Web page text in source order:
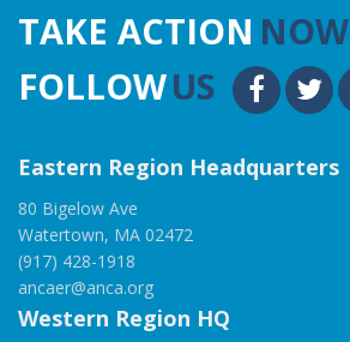
TAKE ACTION NOW
FOLLOWUS
Eastern Region Headquarters
80 Bigelow Ave
Watertown, MA 02472
(917) 428-1918
ancaer@anca.org
Western Region HQ